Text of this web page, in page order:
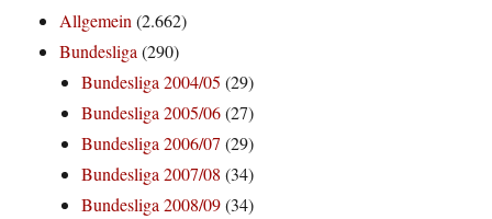
Allgemein(2.662)
Bundesliga(290)
Bundesliga 2004/05 (29)
Bundesliga 2005/06(27)
Bundesliga 2006/07 (29)
Bundesliga 2007/08 (34)
Bundesliga 2008/09(34)